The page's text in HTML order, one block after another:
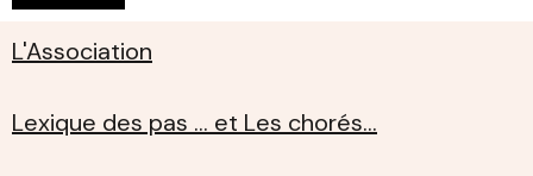
L'Association
Lexique des pas ... et Les chorés...